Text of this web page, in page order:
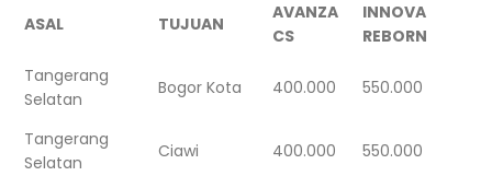
ASAL TUJUAN
AVANZA
CS
INNOVA
REBORN
Tangerang
Selatan
Bogor Kota 400.000 550.000
Tangerang
Selatan
Ciawi 400.000 550.000